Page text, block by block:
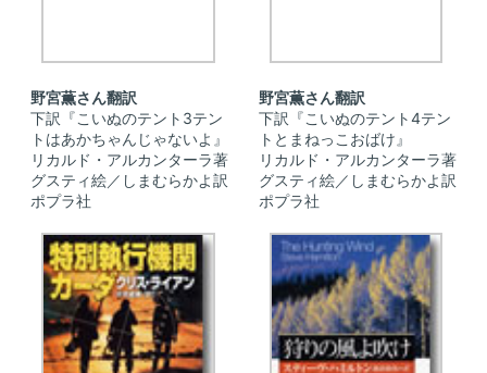
野宮薫さん翻訳
下訳『こいぬのテント3テン
トはあかちゃんじゃないよ』
リカルド・アルカンターラ著
グスティ絵／しまむらかよ訳
ポプラ社
野宮薫さん翻訳
下訳『こいぬのテント4テン
トとまねっこおばけ』
リカルド・アルカンターラ著
グスティ絵／しまむらかよ訳
ポプラ社